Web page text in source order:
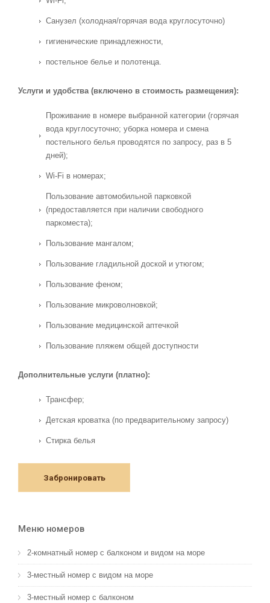
Санузел (холодная/горячая вода круглосуточно)
гигиенические принадлежности,
постельное белье и полотенца.
Услуги и удобства (включено в стоимость размещения):
Проживание в номере выбранной категории (горячая
вода круглосуточно; уборка номера и смена
постельного белья проводятся по запросу, раз в 5
дней);
Wi-Fi в номерах;
Пользование автомобильной парковкой
(предоставляется при наличии свободного
паркоместа);
Пользование мангалом;
Пользование гладильной доской и утюгом;
Пользование феном;
Пользование микроволновкой;
Пользование медицинской аптечкой
Пользование пляжем общей доступности
Дополнительные услуги (платно):
Трансфер;
Детская кроватка (по предварительному запросу)
Стирка белья
Забронировать
Меню номеров
2-комнатный номер с балконом и видом на море
3-местный номер с видом на море
3-местный номер с балконом